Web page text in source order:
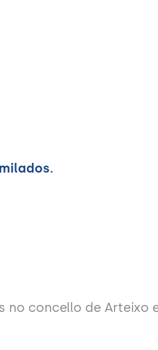
concello de Arteixo